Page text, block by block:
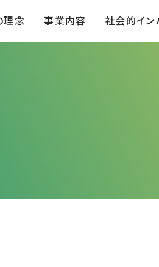
理念 事業内容 社会的イン